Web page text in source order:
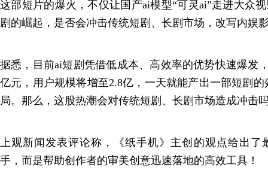
这部短片的爆火，不仅让国产ai模型“可灵ai”走进大众
剧的崛起，是否会冲击传统短剧、长剧市场，改写内娱
据悉，目前ai短剧凭借低成本、高效率的优势快速爆发
亿元，用户规模将增至2.8亿，一天就能产出一部短剧
局。那么，这股热潮会对传统短剧、长剧市场造成冲击
上观新闻发表评论称，《纸手机》主创的观点给出
手，而是帮助创作者的审美创意迅速落地的高效工具！